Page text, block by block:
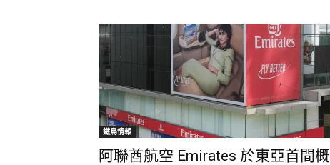
鐵鳥情報
阿聯酋航空 Emirates 於東亞首間概